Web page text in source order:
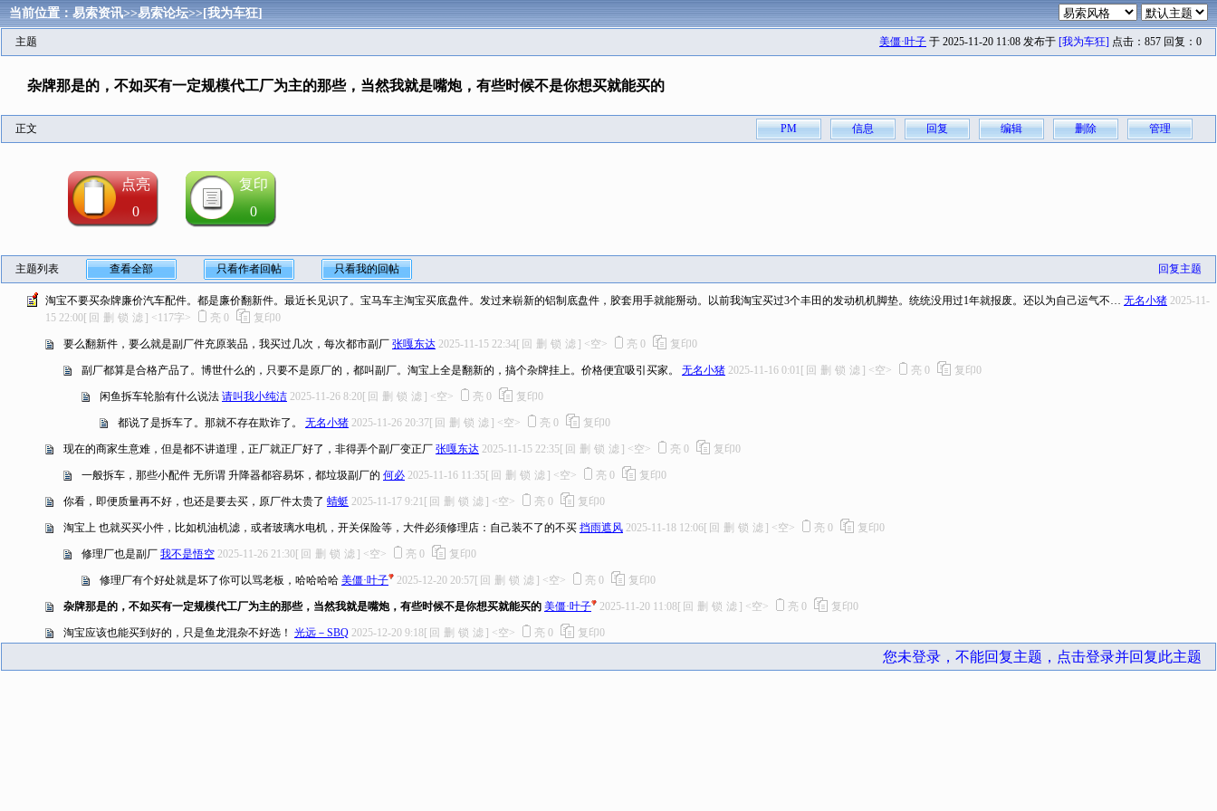
当前位置：易索资讯>>易索论坛>>[我为车狂]
主题 美僵·叶子 于 2025-11-20 11:08 发布于 [我为车狂] 点击：857 回复：0
杂牌那是的，不如买有一定规模代工厂为主的那些，当然我就是嘴炮，有些时候不是你想买就能买的
正文 PM 信息 回复 编辑 删除 管理
点亮
0
复印
0
主题列表 查看全部 只看作者回帖 只看我的回帖 回复主题
淘宝不要买杂牌廉价汽车配件。都是廉价翻新件。最近长见识了。宝马车主淘宝买底盘件。发过来崭新的铝制底盘件，胶套用手就能掰动。以前我淘宝买过3个丰田的发动机机脚垫。统统没用过1年就报废。还以为自己运气不… 无名小猪 2025-11-
15 22:00[ 回 删 锁 滤 ] <117字> 亮 0 复印0
要么翻新件，要么就是副厂件充原装品，我买过几次，每次都市副厂 张嘎东达 2025-11-15 22:34[ 回 删 锁 滤 ] <空> 亮 0 复印0
副厂都算是合格产品了。博世什么的，只要不是原厂的，都叫副厂。淘宝上全是翻新的，搞个杂牌挂上。价格便宜吸引买家。 无名小猪 2025-11-16 0:01 [ 回 删 锁 滤 ] <空> 亮 0 复印0
闲鱼拆车轮胎有什么说法 请叫我小纯洁 2025-11-26 8:20[ 回 删 锁 滤 ] <空> 亮 0 复印0
都说了是拆车了。那就不存在欺诈了。 无名小猪 2025-11-26 20:37[ 回 删 锁 滤 ] <空> 亮 0 复印0
现在的商家生意难，但是都不讲道理，正厂就正厂好了，非得弄个副厂变正厂 张嘎东达 2025-11-15 22:35[ 回 删 锁 滤 ] <空> 亮 0 复印0
一般拆车，那些小配件 无所谓 升降器都容易坏，都垃圾副厂的 何必 2025-11-16 11:35[ 回 删 锁 滤 ] <空> 亮 0 复印0
你看，即便质量再不好，也还是要去买，原厂件太贵了 蜻蜓 2025-11-17 9:21 [ 回 删 锁 滤 ] <空> 亮 0 复印0
淘宝上 也就买买小件，比如机油机滤，或者玻璃水电机，开关保险等，大件必须修理店：自己装不了的不买 挡雨遮风 2025-11-18 12:06[ 回 删 锁 滤 ] <空> 亮 0 复印0
修理厂也是副厂 我不是悟空 2025-11-26 21:30[ 回 删 锁 滤 ] <空> 亮 0 复印0
修理厂有个好处就是坏了你可以骂老板，哈哈哈哈 美僵·叶子 2025-12-20 20:57[ 回 删 锁 滤 ] <空> 亮 0 复印0
杂牌那是的，不如买有一定规模代工厂为主的那些，当然我就是嘴炮，有些时候不是你想买就能买的 美僵·叶子 2025-11-20 11:08[ 回 删 锁 滤 ] <空> 亮 0 复印0
淘宝应该也能买到好的，只是鱼龙混杂不好选！ 光远－SBQ 2025-12-20 9:18[ 回 删 锁 滤 ] <空> 亮 0 复印0
您未登录，不能回复主题，点击登录并回复此主题